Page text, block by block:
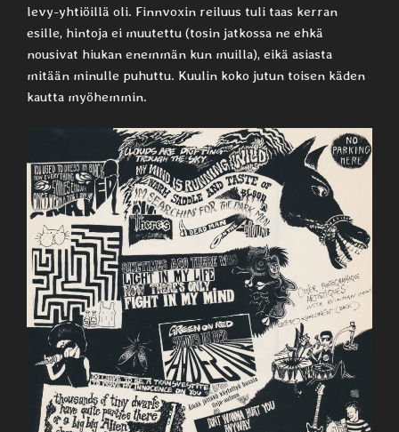
levy-yhtiöillä oli. Finnvoxin reiluus tuli taas kerran
esille, hintoja ei muutettu (tosin jatkossa ne ehkä
nousivat hiukan enemmän kun muilla), eikä asiasta
mitään minulle puhuttu. Kuulin koko jutun toisen käden
kautta myöhemmin.